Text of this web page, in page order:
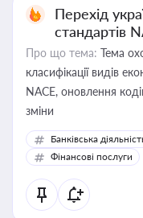
Перехід
стандартів
Про що тема: Тема
класифікації видів
NACE, оновлення
зміни
Банківська
Фінансові послуги